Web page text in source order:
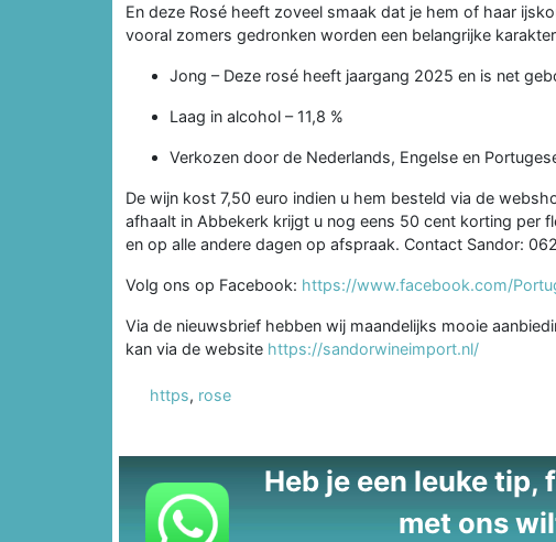
En deze Rosé heeft zoveel smaak dat je hem of haar
vooral zomers gedronken worden een belangrijke
Jong – Deze rosé heeft jaargang 2025 en is net
Laag in alcohol – 11,8 %
Verkozen door de Nederlands, Engelse en
De wijn kost 7,50 euro indien u hem besteld via de
afhaalt in Abbekerk krijgt u nog eens 50 cent korting per
en op alle andere dagen op afspraak. Contact Sandor:
Volg ons op Facebook: https://www.facebook.com/
Via de nieuwsbrief hebben wij maandelijks mooie
kan via de website https://sandorwineimport.nl/
https, rose
Heb je een leuke tip,
met ons